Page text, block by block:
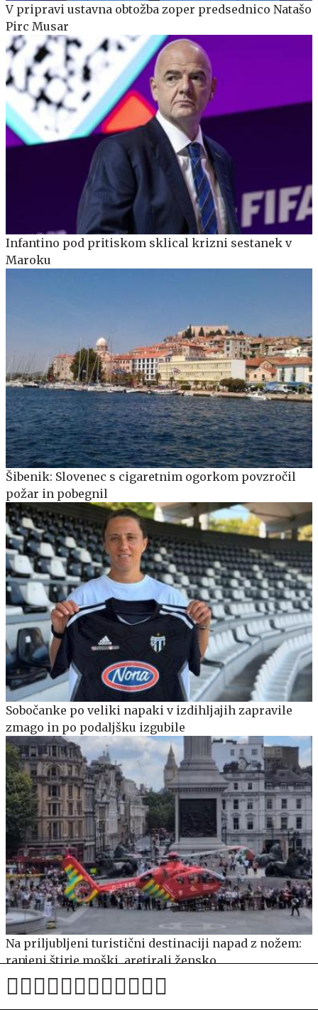
V pripravi ustavna obtožba zoper predsednico Natašo
Pirc Musar
Infantino pod pritiskom sklical krizni sestanek v
Maroku
Šibenik: Slovenec s cigaretnim ogorkom povzročil
požar in pobegnil
Sobočanke po veliki napaki v izdihljajih zapravile
zmago in po podaljšku izgubile
Na priljubljeni turistični destinaciji napad z nožem:
ranjeni štirje moški, aretirali žensko